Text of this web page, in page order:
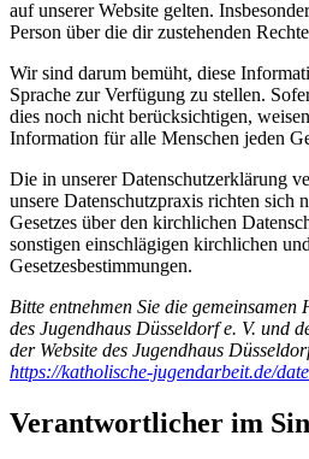
auf unserer Website gelten.
Person über die dir zustehenden
Wir sind darum bemüht, diese
Sprache zur Verfügung zu stellen.
dies noch nicht berücksichtigen,
Information für alle Menschen jeden
Die in unserer Datenschutzerklärung
unsere Datenschutzpraxis richten sich
Gesetzes über den kirchlichen
sonstigen einschlägigen kirchlichen
Gesetzesbestimmungen.
Bitte entnehmen Sie die gemeinsamen
des Jugendhaus Düsseldorf e. V. und
der Website des Jugendhaus
https://katholische-jugendarbeit.de/
Verantwortlicher im